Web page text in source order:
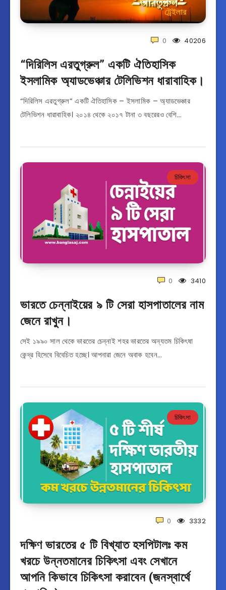
40206
0
⁣“দিরিলিস এরতুগ্রুল” একটি ঐতিহাসিক
ইসলামিক অ্যাডভেঞ্চার টেলিভিশন ধারাবাহিক।
“দিরিলিস এরতুগ্রুল” একটি ঐতিহাসিক – ইসলামিক – অ্যাডভেঞ্চার
টেলিভিশন ধারাবাহিক। ২০১৪ থেকে ২০১৭ টানা ৩ বছরেরও বেশি…
চিকিৎসা
3410
0
ভারতে চেন্নাইয়ের ৯ টি সেরা হাসপাতালের নাম
জেনে রাখুন।
সেই ১৯৯০ সাল থেকে ভারতের চেন্নাই শহর ভারতের অন্যতম চিকিৎষা
কেন্দ্র হিসেবে বিবেচিত হচ্ছে। আপনারা জেনে অবাক হবেন…
চিকিৎসা
3332
0
দক্ষিণ ভারতের ৫ টি বিখ্যাত হসপিটালঃ কম
খরচে উন্নতমানের চিকিৎসা এবং সেখানে
আপনি কিভাবে চিকিৎসা করাবেন (জনস্বার্থে